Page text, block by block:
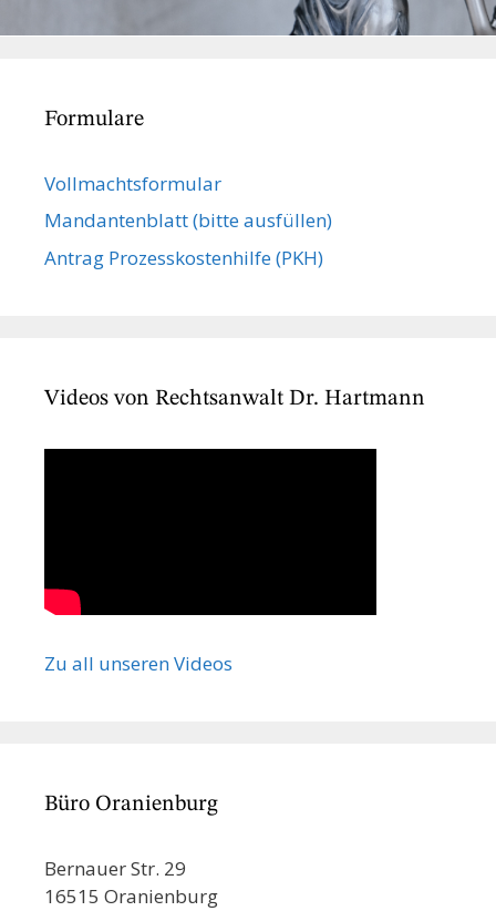
Formulare
Vollmachts­formular
Mandanten­blatt (bitte ausfüllen)
Antrag Prozesskostenhilfe (PKH)
Videos von Rechtsanwalt Dr. Hartmann
Zu all unseren Videos
Büro Oranienburg
Bernauer Str. 29
16515 Oranienburg